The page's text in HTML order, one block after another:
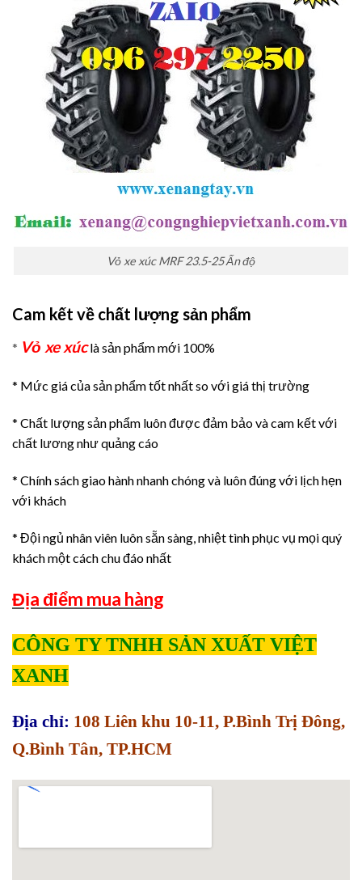
Vỏ xe xúc MRF 23.5-25 Ấn độ
Cam kết về chất lượng sản phẩm
* Vỏ xe xúclà sản phẩm mới 100%
* Mức giá của sản phẩm tốt nhất so với giá thị trường
* Chất lượng sản phẩm luôn được đảm bảo và cam kết với
chất lương như quảng cáo
* Chính sách giao hành nhanh chóng và luôn đúng với lịch hẹn
với khách
* Đội ngủ nhân viên luôn sẵn sàng, nhiệt tình phục vụ mọi quý
khách một cách chu đáo nhất
Địa điểm mua hàng
CÔNG TY TNHH SẢN XUẤT VIỆT
XANH
Địa chỉ: 108 Liên khu 10-11, P.Bình Trị Đông,
Q.Bình Tân, TP.HCM